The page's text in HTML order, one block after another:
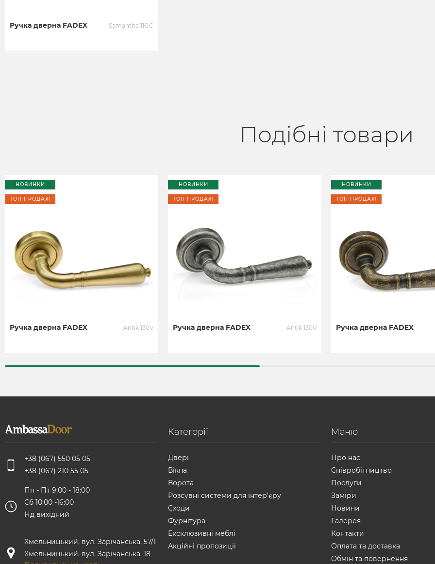
Ручка дверна FADEX Samantha 116 C
Подібні товари
НОВИНКИ
ТОП ПРОДАЖ
Ручка дверна FADEX Antik 130V
НОВИНКИ
ТОП ПРОДАЖ
Ручка дверна FADEX Antik 130V
НОВИНКИ
ТОП ПРОДАЖ
Ручка дверна FADEX
+38 (067) 550 05 05
+38 (067) 210 55 05
Пн - Пт 9:00 - 18:00
Сб 10:00 -16:00
Нд вихідний
Хмельницький, вул. Зарічанська, 57/1
Хмельницький, вул. Зарічанська, 18
Категорії
Двері
Вікна
Ворота
Розсувні системи для інтер'єру
Сходи
Фурнітура
Ексклюзивні меблі
Акційні пропозиції
Меню
Про нас
Співробітництво
Послуги
Заміри
Новини
Галерея
Контакти
Оплата та доставка
Обмін та повернення